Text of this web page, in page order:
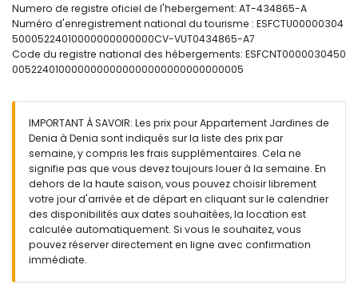
Chambres et salles de bains
2 chambres avec climatisation, chacune avec un lit queen-
size (mesurant 200 par 160 cm) et ventilateur
Salle de bains avec lavabo simple, baignoire/douche,
Extérieur de l'appartement
Terrain clos
Piscine commune en forme de lagon mesurant 30m x 15m
et 2m de profondeur
Pataugeoire pour enfants
Joli jardin gazonné avec arbres et mobilier de jardin avec
transats
Jardin gazonné commun avec arbres
2 terrasses
Barbecue
Douche extérieure
Numero de registre oficiel de l'hebergement: AT-434865-A
Numéro d'enregistrement national du tourisme : ESFCTU00000304
50005224010000000000000CV-VUT0434865-A7
Code du registre national des hébergements: ESFCNT0000030450
0052240100000000000000000000000000005
IMPORTANT À SAVOIR: Les prix pour Appartement Jardines de
Denia à Denia sont indiqués sur la liste des prix par
semaine, y compris les frais supplémentaires. Cela ne
signifie pas que vous devez toujours louer à la semaine. En
dehors de la haute saison, vous pouvez choisir librement
votre jour d'arrivée et de départ en cliquant sur le calendrier
des disponibilités aux dates souhaitées, la location est
calculée automatiquement. Si vous le souhaitez, vous
pouvez réserver directement en ligne avec confirmation
immédiate.